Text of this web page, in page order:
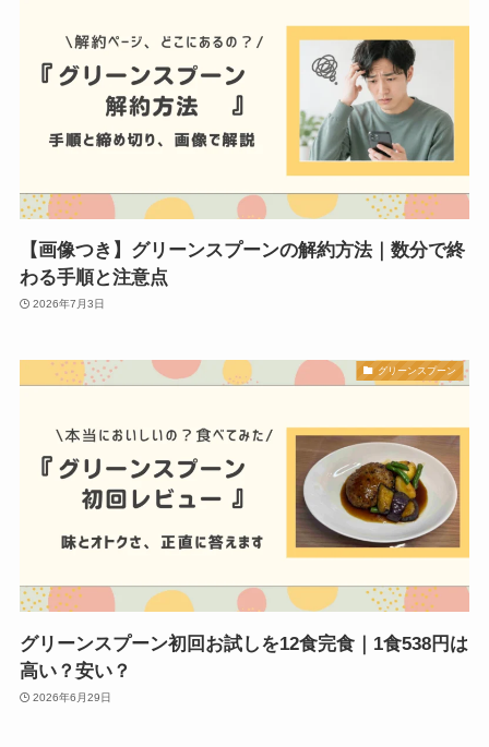
【画像つき】グリーンスプーンの解約方法｜数分で終
わる手順と注意点
2026年7月3日
グリーンスプーン
グリーンスプーン初回お試しを12食完食｜1食538円は
高い？安い？
2026年6月29日